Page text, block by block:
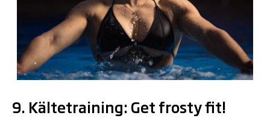
9. Kältetraining: Get frosty fit!